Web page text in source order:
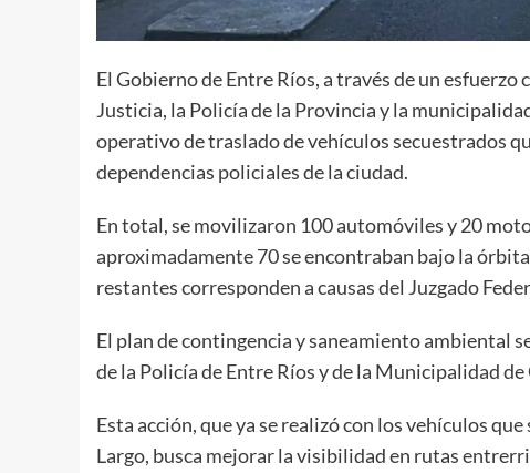
El Gobierno de Entre Ríos, a través de un
Justicia, la Policía de la Provincia y la
operativo de traslado de vehículos secuestrados
dependencias policiales de la ciudad.
En total, se movilizaron 100 automóviles y 20
aproximadamente 70 se encontraban bajo la
restantes corresponden a causas del Juzgado
El plan de contingencia y saneamiento ambiental
de la Policía de Entre Ríos y de la Municipalidad de
Esta acción, que ya se realizó con los vehículos
Largo, busca mejorar la visibilidad en rutas